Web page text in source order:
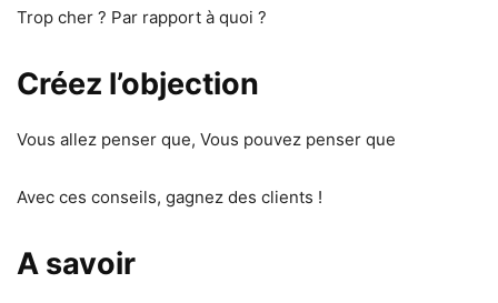
Trop cher ? Par rapport à quoi ?
Créez l’objection
Vous allez penser que, Vous pouvez penser que
Avec ces conseils, gagnez des clients !
A savoir